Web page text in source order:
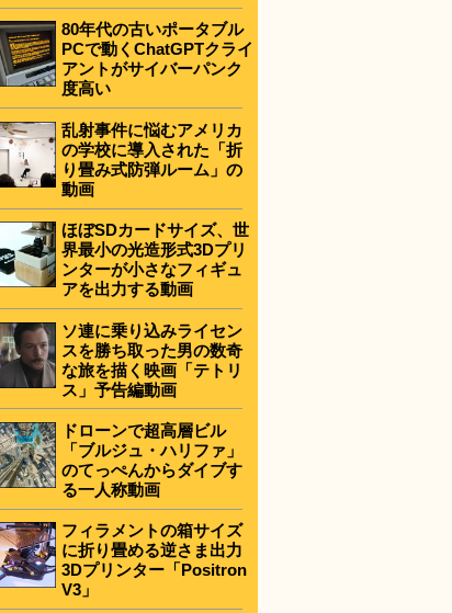
80年代の古いポータブル
PCで動くChatGPTクライ
アントがサイバーパンク
度高い
乱射事件に悩むアメリカ
の学校に導入された「折
り畳み式防弾ルーム」の
動画
ほぼSDカードサイズ、世
界最小の光造形式3Dプリ
ンターが小さなフィギュ
アを出力する動画
ソ連に乗り込みライセン
スを勝ち取った男の数奇
な旅を描く映画「テトリ
ス」予告編動画
ドローンで超高層ビル
「ブルジュ・ハリファ」
のてっぺんからダイブす
る一人称動画
フィラメントの箱サイズ
に折り畳める逆さま出力
3Dプリンター「Positron
V3」